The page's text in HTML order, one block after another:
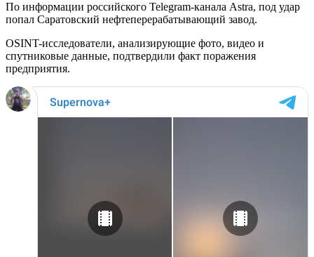
По информации российского Telegram-канала Astra, под удар
попал Саратовский нефтеперерабатывающий завод.
OSINT-исследователи, анализирующие фото, видео и
спутниковые данные, подтвердили факт поражения
предприятия.